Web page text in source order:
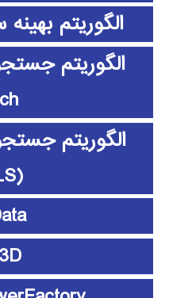
الگوریتم
الگوریتم
(GELS)